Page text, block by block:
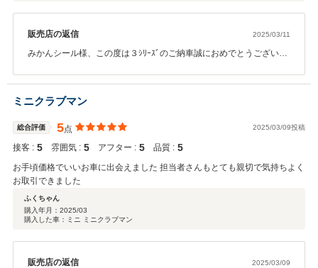
販売店の返信 2025/03/11
みかんシール様、この度は３ｼﾘｰｽﾞのご納車誠におめでとうございま
きやすかったです。これからはみかんシール様のカーライフをサポ
ートさせて頂きますので末永いお付き合い宜しくお願いいたしま
す。
ミニクラブマン
総合評価 5点 2025/03/09投稿
接客 : 5 雰囲気 : 5 アフター : 5 品質 : 5
お手頃価格でいいお車に出会えました 担当者さんもとても親切で気持ちよく
お取引できました
ふくちゃん
購入年月： 2025/03
購入した車：ミニ ミニクラブマン
販売店の返信 2025/03/09